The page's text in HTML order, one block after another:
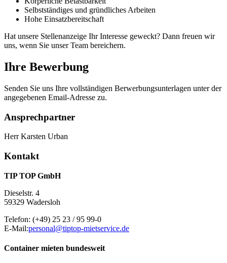
Selbstständiges und gründliches Arbeiten
Hohe Einsatzbereitschaft
Hat unsere Stellenanzeige Ihr Interesse geweckt? Dann freuen wir
uns, wenn Sie unser Team bereichern.
Ihre Bewerbung
Senden Sie uns Ihre vollständigen Berwerbungsunterlagen unter der
angegebenen Email-Adresse zu.
Ansprechpartner
Herr Karsten Urban
Kontakt
TIP TOP GmbH
Dieselstr. 4
59329 Wadersloh
Telefon: (+49) 25 23 / 95 99-0
E-Mail:personal@tiptop-mietservice.de
Container mieten bundesweit